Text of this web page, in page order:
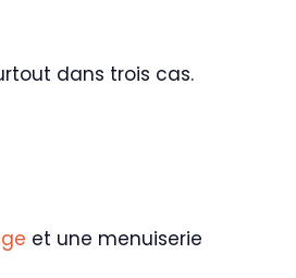
dans trois cas.
et une menuiserie